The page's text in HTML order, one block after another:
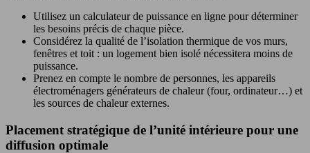
Utilisez un calculateur de puissance en ligne pour déterminer
les besoins précis de chaque pièce.
Considérez la qualité de l’isolation thermique de vos murs,
fenêtres et toit : un logement bien isolé nécessitera moins de
puissance.
Prenez en compte le nombre de personnes, les appareils
électroménagers générateurs de chaleur (four, ordinateur…) et
les sources de chaleur externes.
Placement stratégique de l’unité intérieure pour une
diffusion optimale